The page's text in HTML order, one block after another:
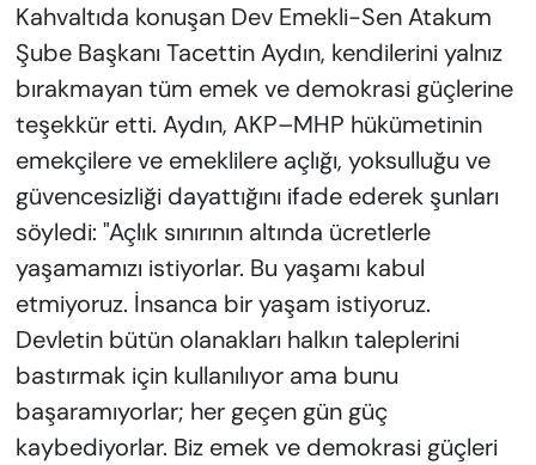
Kahvaltıda konuşan Dev Emekli-Sen Atakum
Şube Başkanı Tacettin Aydın, kendilerini yalnız
bırakmayan tüm emek ve demokrasi güçlerine
teşekkür etti. Aydın, AKP–MHP hükümetinin
emekçilere ve emeklilere açlığı, yoksulluğu ve
güvencesizliği dayattığını ifade ederek şunları
söyledi: "Açlık sınırının altında ücretlerle
yaşamamızı istiyorlar. Bu yaşamı kabul
etmiyoruz. İnsanca bir yaşam istiyoruz.
Devletin bütün olanakları halkın taleplerini
bastırmak için kullanılıyor ama bunu
başaramıyorlar; her geçen gün güç
kaybediyorlar. Biz emek ve demokrasi güçleri